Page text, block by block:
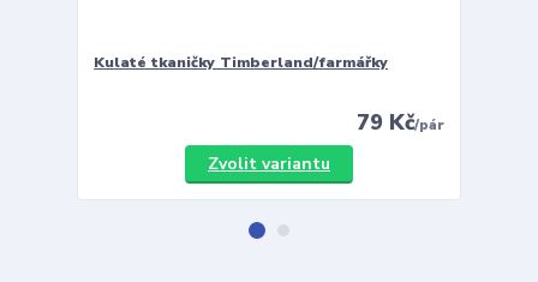
Kulaté tkaničky Timberland/farmářky
79 Kč/pár
Zvolit variantu